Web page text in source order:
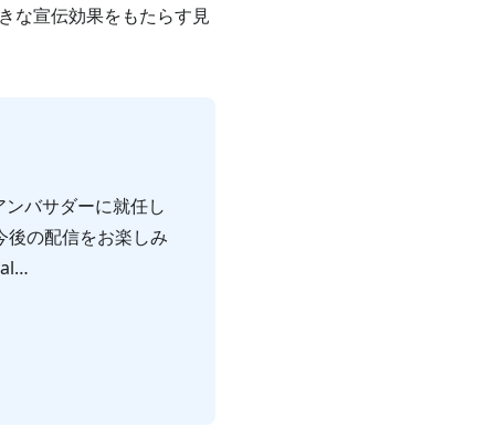
な宣伝効果をもたらす見
バサダーに就任し
後の配信をお楽しみ